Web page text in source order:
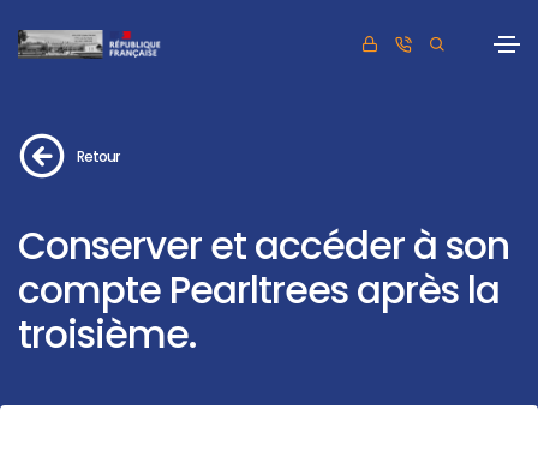
Retour
Conserver et accéder à son
compte Pearltrees après la
troisième.